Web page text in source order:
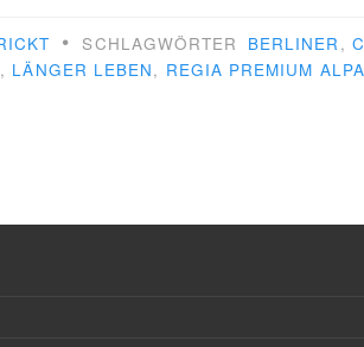
• SCHLAGWÖRTER BERLINER ,
, LÄNGER LEBEN, REGIA PREMIUM